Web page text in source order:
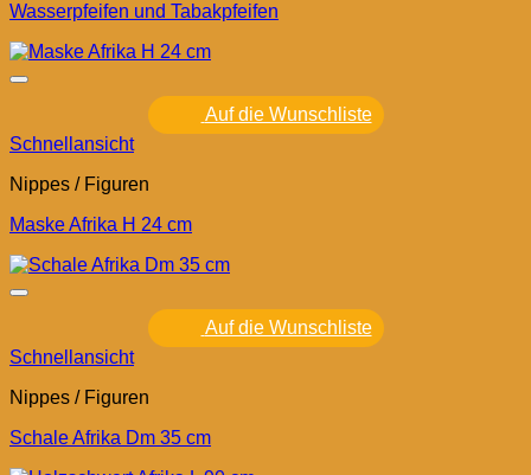
Wasserpfeifen und Tabakpfeifen
Auf die Wunschliste
Schnellansicht
Nippes / Figuren
Maske Afrika H 24 cm
Auf die Wunschliste
Schnellansicht
Nippes / Figuren
Schale Afrika Dm 35 cm